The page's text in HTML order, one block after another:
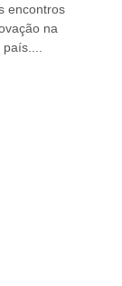
encontros
na